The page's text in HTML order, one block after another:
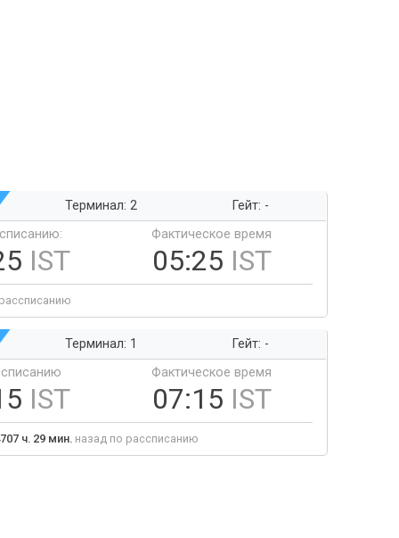
Терминал: 2
Гейт: -
IST
Фактическое время
05:25 IST
Терминал: 1
Гейт: -
IST
Фактическое время
07:15 IST
ч. 29 мин. назад по рассписанию